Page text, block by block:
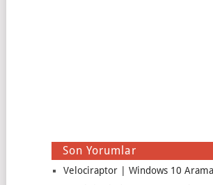
Son Yorumlar
Velociraptor | Windows 10